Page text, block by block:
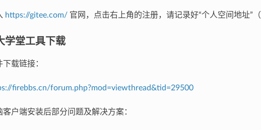
https://gitee.com/官网，点击右上角的注册，请记录好“个人空间地址”
学堂工具下载
下载链接：
firebbs.cn/forum.php?mod=viewthread&tid=29500
客户端安装后部分问题及解决方案：